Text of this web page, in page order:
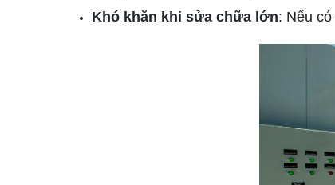
Khó khăn khi sửa chữa lớn: Nếu